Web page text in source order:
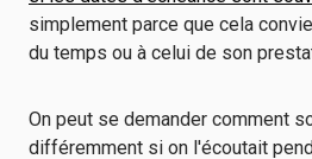
simplement parce que cela
du temps ou à celui de son
On peut se demander comment
différemment si on l'écoutait